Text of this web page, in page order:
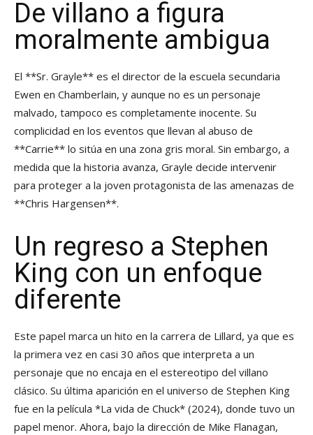
De villano a figura
moralmente ambigua
El **Sr. Grayle** es el director de la escuela secundaria
Ewen en Chamberlain, y aunque no es un personaje
malvado, tampoco es completamente inocente. Su
complicidad en los eventos que llevan al abuso de
**Carrie** lo sitúa en una zona gris moral. Sin embargo, a
medida que la historia avanza, Grayle decide intervenir
para proteger a la joven protagonista de las amenazas de
**Chris Hargensen**.
Un regreso a Stephen
King con un enfoque
diferente
Este papel marca un hito en la carrera de Lillard, ya que es
la primera vez en casi 30 años que interpreta a un
personaje que no encaja en el estereotipo del villano
clásico. Su última aparición en el universo de Stephen King
fue en la película *La vida de Chuck* (2024), donde tuvo un
papel menor. Ahora, bajo la dirección de Mike Flanagan,